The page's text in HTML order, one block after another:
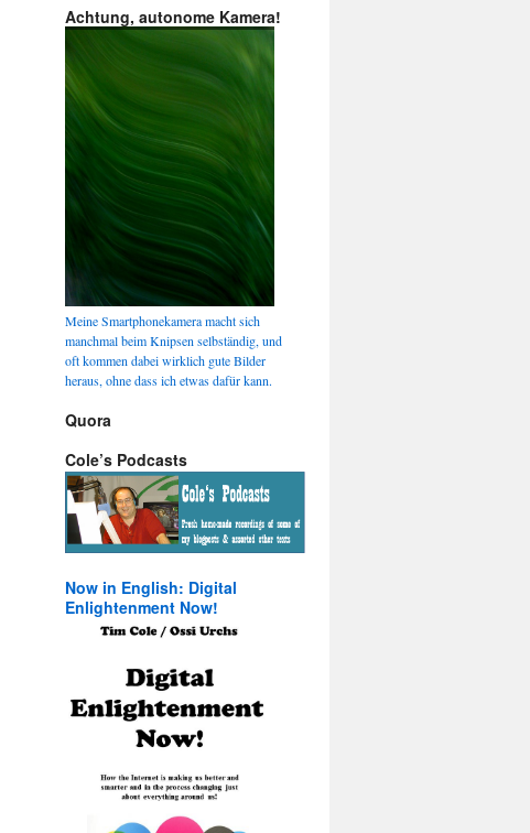
Achtung, autonome Kamera!
Meine Smartphonekamera macht sich
manchmal beim Knipsen selbständig, und
oft kommen dabei wirklich gute Bilder
heraus, ohne dass ich etwas dafür kann.
Quora
Cole’s Podcasts
Now in English: Digital
Enlightenment Now!